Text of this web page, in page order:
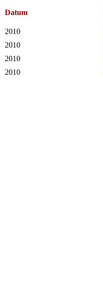
Datum
2010
2010
2010
2010